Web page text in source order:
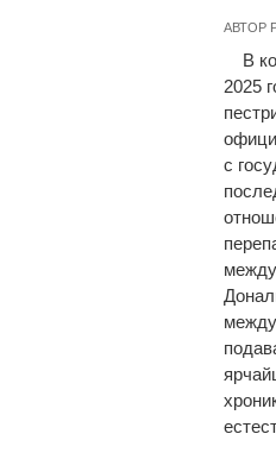
АВТОР
В
2025
с